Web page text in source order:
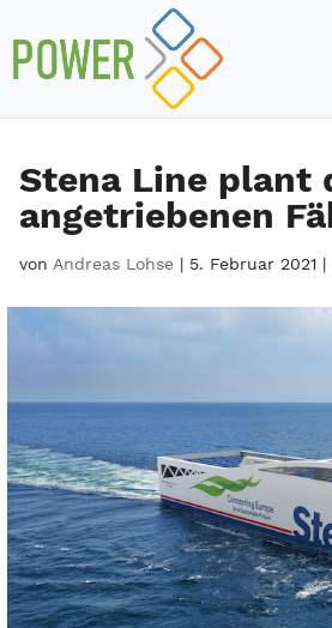
Stena Line plant
angetriebenen
von Andreas Lohse | 5. Februar 2021 |